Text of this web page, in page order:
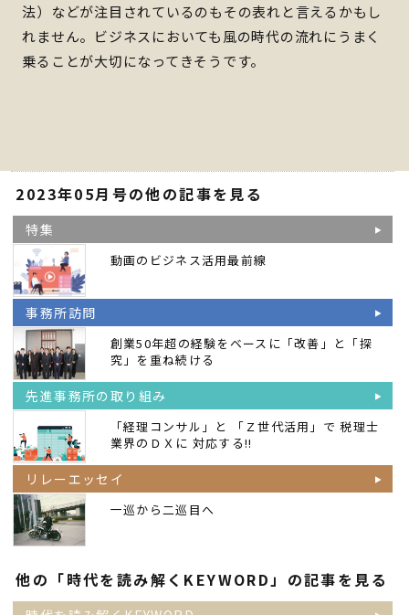
法）などが注目されているのもその表れと言えるかもし
れません。ビジネスにおいても風の時代の流れにうまく
乗ることが大切になってきそうです。
2023年05月号の他の記事を見る
特集
動画のビジネス活用最前線
事務所訪問
創業50年超の経験をベースに「改善」と「探
究」を重ね続ける
先進事務所の取り組み
「経理コンサル」と 「Ｚ世代活用」で 税理士
業界のＤＸに 対応する!!
リレーエッセイ
一巡から二巡目へ
他の「時代を読み解くKEYWORD」の記事を見る